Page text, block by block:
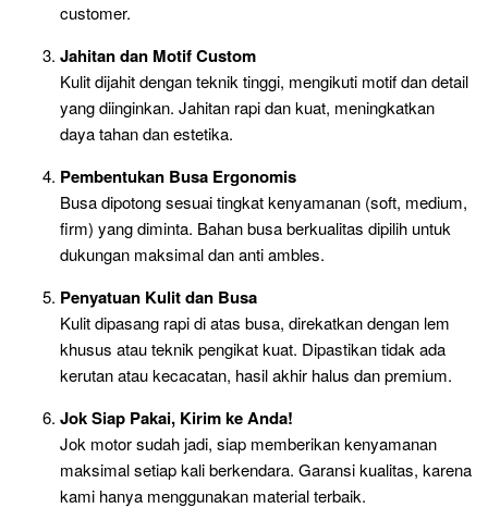
customer.
Jahitan dan Motif Custom
Kulit dijahit dengan teknik tinggi, mengikuti motif dan detail
yang diinginkan. Jahitan rapi dan kuat, meningkatkan
daya tahan dan estetika.
Pembentukan Busa Ergonomis
Busa dipotong sesuai tingkat kenyamanan (soft, medium,
firm) yang diminta. Bahan busa berkualitas dipilih untuk
dukungan maksimal dan anti ambles.
Penyatuan Kulit dan Busa
Kulit dipasang rapi di atas busa, direkatkan dengan lem
khusus atau teknik pengikat kuat. Dipastikan tidak ada
kerutan atau kecacatan, hasil akhir halus dan premium.
Jok Siap Pakai, Kirim ke Anda!
Jok motor sudah jadi, siap memberikan kenyamanan
maksimal setiap kali berkendara. Garansi kualitas, karena
kami hanya menggunakan material terbaik.